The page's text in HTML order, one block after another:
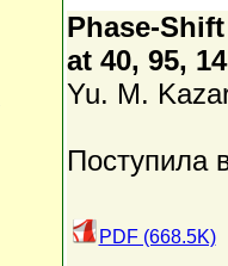
Phase-
at 40, 95,
Yu. M.
Поступила
PDF (668.5K)